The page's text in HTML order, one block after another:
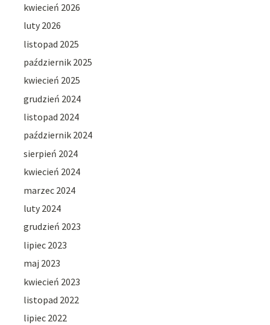
kwiecień 2026
luty 2026
listopad 2025
październik 2025
kwiecień 2025
grudzień 2024
listopad 2024
październik 2024
sierpień 2024
kwiecień 2024
marzec 2024
luty 2024
grudzień 2023
lipiec 2023
maj 2023
kwiecień 2023
listopad 2022
lipiec 2022